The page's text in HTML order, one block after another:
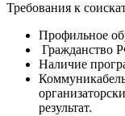
Требования к
Профильное
Гражданство
Наличие
результат.